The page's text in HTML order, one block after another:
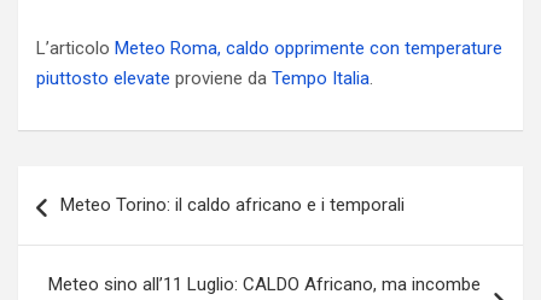
L’articolo Meteo Roma, caldo opprimente con temperature
piuttosto elevate proviene da Tempo Italia.
articoli
Meteo Torino: il caldo africano e i temporali
Meteo sino all’11 Luglio: CALDO Africano, ma incombe